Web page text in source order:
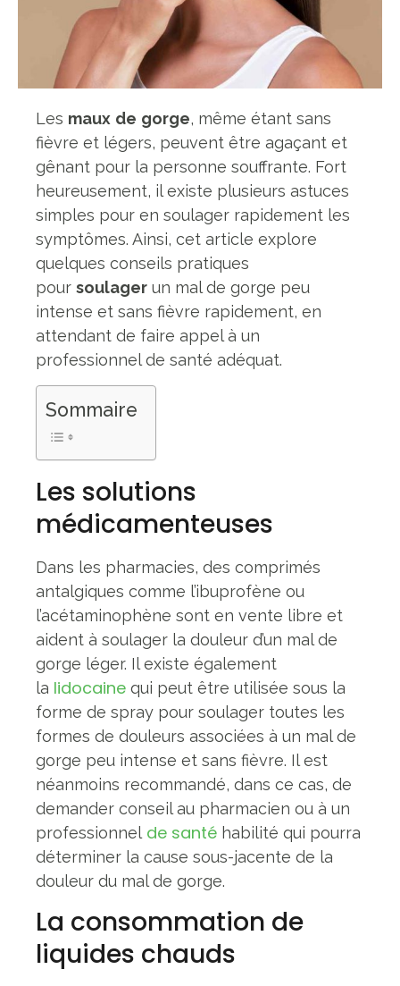
Les maux de gorge, même étant sans
fièvre et légers, peuvent être agaçant et
gênant pour la personne souffrante. Fort
heureusement, il existe plusieurs astuces
simples pour en soulager rapidement les
symptômes. Ainsi, cet article explore
quelques conseils pratiques
pour soulager un mal de gorge peu
intense et sans fièvre rapidement, en
attendant de faire appel à un
professionnel de santé adéquat.
Sommaire
Les solutions
médicamenteuses
Dans les pharmacies, des comprimés
antalgiques comme l’ibuprofène ou
l’acétaminophène sont en vente libre et
aident à soulager la douleur d’un mal de
gorge léger. Il existe également
la lidocaine qui peut être utilisée sous la
forme de spray pour soulager toutes les
formes de douleurs associées à un mal de
gorge peu intense et sans fièvre. Il est
néanmoins recommandé, dans ce cas, de
demander conseil au pharmacien ou à un
professionnel de santé habilité qui pourra
déterminer la cause sous-jacente de la
douleur du mal de gorge.
La consommation de
liquides chauds